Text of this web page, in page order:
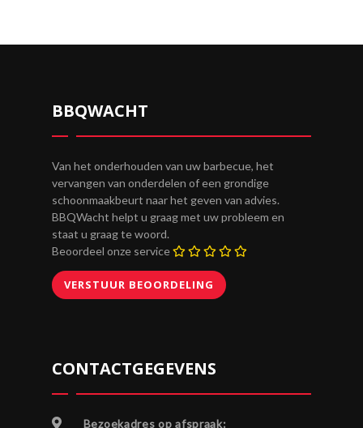
BBQWACHT
Van het onderhouden van uw barbecue, het
vervangen van onderdelen of een grondige
schoonmaakbeurt naar het geven van advies.
BBQWacht helpt u graag met uw probleem en
staat u graag te woord.
Beoordeel onze service
CONTACTGEGEVENS
Bezoekadres op afspraak: